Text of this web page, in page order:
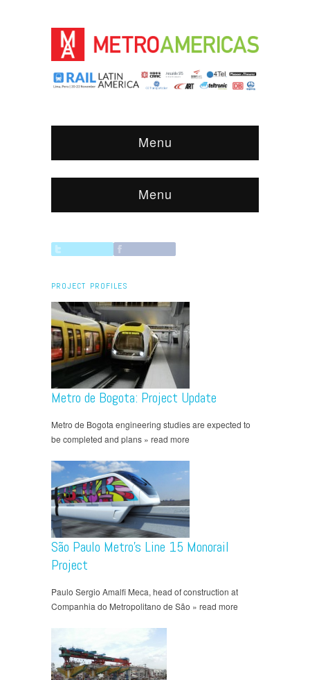
Menu
Menu
PROJECT PROFILES
Metro de Bogota: Project Update
Metro de Bogota engineering studies are expected to
be completed and plans » read more
São Paulo Metro’s Line 15 Monorail
Project
Paulo Sergio Amalfi Meca, head of construction at
Companhia do Metropolitano de São » read more